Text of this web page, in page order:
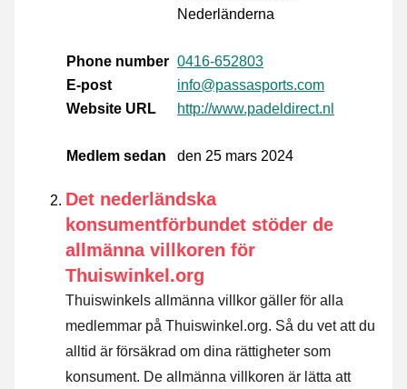
Nederländerna
Phone number 0416-652803
E-post
info@passasports.com
Website URL
http://www.padeldirect.nl
Medlem sedan den 25 mars 2024
Det nederländska
konsumentförbundet stöder de
allmänna villkoren för
Thuiswinkel.org
Thuiswinkels allmänna villkor gäller för alla
medlemmar på Thuiswinkel.org. Så du vet att du
alltid är försäkrad om dina rättigheter som
konsument. De allmänna villkoren är lätta att